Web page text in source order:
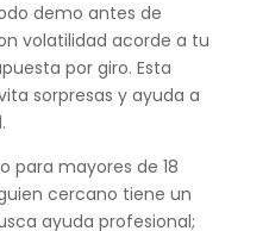
demo antes de
volatilidad acorde a tu
por giro. Esta
sorpresas y ayuda a
para mayores de 18
cercano tiene un
ayuda profesional;